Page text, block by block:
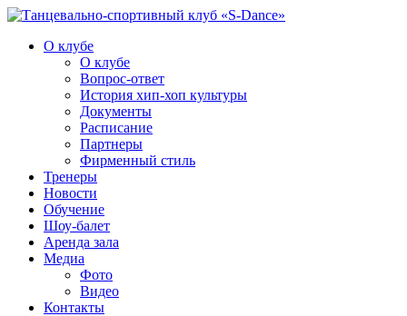
О клубе
О клубе
Вопрос-ответ
История хип-хоп культуры
Документы
Расписание
Партнеры
Фирменный стиль
Тренеры
Новости
Обучение
Шоу-балет
Аренда зала
Медиа
Фото
Видео
Контакты